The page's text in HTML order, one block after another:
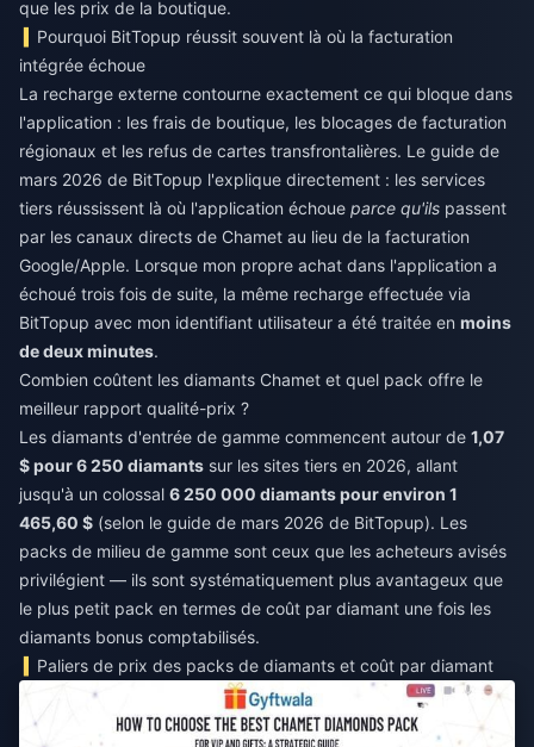
que les prix de la boutique.
Pourquoi BitTopup réussit souvent là où la facturation
intégrée échoue
La recharge externe contourne exactement ce qui bloque dans
l'application : les frais de boutique, les blocages de facturation
régionaux et les refus de cartes transfrontalières. Le guide de
mars 2026 de BitTopup l'explique directement : les services
tiers réussissent là où l'application échoue parce qu'ils passent
par les canaux directs de Chamet au lieu de la facturation
Google/Apple. Lorsque mon propre achat dans l'application a
échoué trois fois de suite, la même recharge effectuée via
BitTopup avec mon identifiant utilisateur a été traitée en moins
de deux minutes.
Combien coûtent les diamants Chamet et quel pack offre le
meilleur rapport qualité-prix ?
Les diamants d'entrée de gamme commencent autour de 1,07
$ pour 6 250 diamants sur les sites tiers en 2026, allant
jusqu'à un colossal 6 250 000 diamants pour environ 1
465,60 $ (selon le guide de mars 2026 de BitTopup). Les
packs de milieu de gamme sont ceux que les acheteurs avisés
privilégient — ils sont systématiquement plus avantageux que
le plus petit pack en termes de coût par diamant une fois les
diamants bonus comptabilisés.
Paliers de prix des packs de diamants et coût par diamant